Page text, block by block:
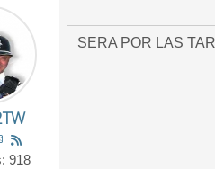
918
SERA POR LAS